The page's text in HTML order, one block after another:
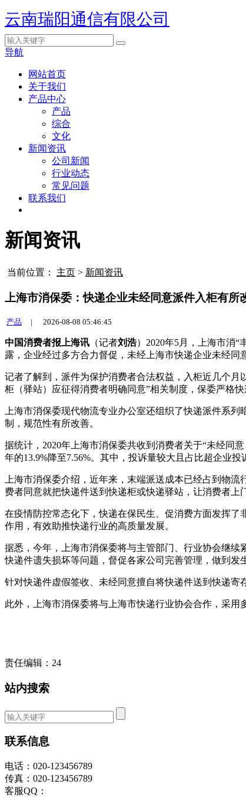
云南瑞阳通信有限公司
导航
网站首页
关于我们
产品中心
产品
综合
文化
新闻资讯
公司新闻
行业动态
常见问题
联系我们
新闻资讯
当前位置： 主页 > 新闻资讯
上海市消保委：快递企业未经同意派件入柜有所
产品 | 2026-08-08 05:46:45
中国消费者报上海讯 （记者刘浩）2020年5月，上海市消
露，企业经过多方合力督促，未经上海市快递企业未经同
记者了解到，派件为保护消费者合法权益，入柜近几个
柜（驿站）应征得消费者明确同意”相关制度，保委严格
上海市消保委现代物流专业办公室还组织了快递派件系
制，规范性有所改善。
据统计，2020年上海市消保委共收到消费者关于“未经同
年的13.9%降至7.56%。其中，投诉量较大且占比超企业
上海市消保委介绍，近年来，末端派送成本已经占到物
费者同意就把快递件送到快递柜或快递驿站，让消费者上
在疫情防控常态化下，快递在保民生、促消费方面发挥
作用，有效助推快递行业的高质量发展。
据悉，今年，上海市消保委将与主管部门、行业协会继续
快递件遗失损坏等问题，督促各家公司完善管理，做到发
针对快递件虚假签收、未经同意擅自将快递件送到快递寄
此外，上海市消保委将与上海市快递行业协会合作，采
责任编辑：24
站内搜索
联系信息
电话：020-123456789
传真：020-123456789
客服QQ：